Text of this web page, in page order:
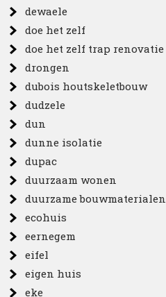
dewaele
doe het zelf
doe het zelf trap renovatie
drongen
dubois houtskeletbouw
dudzele
dun
dunne isolatie
dupac
duurzaam wonen
duurzame bouwmaterialen
ecohuis
eernegem
eifel
eigen huis
eke